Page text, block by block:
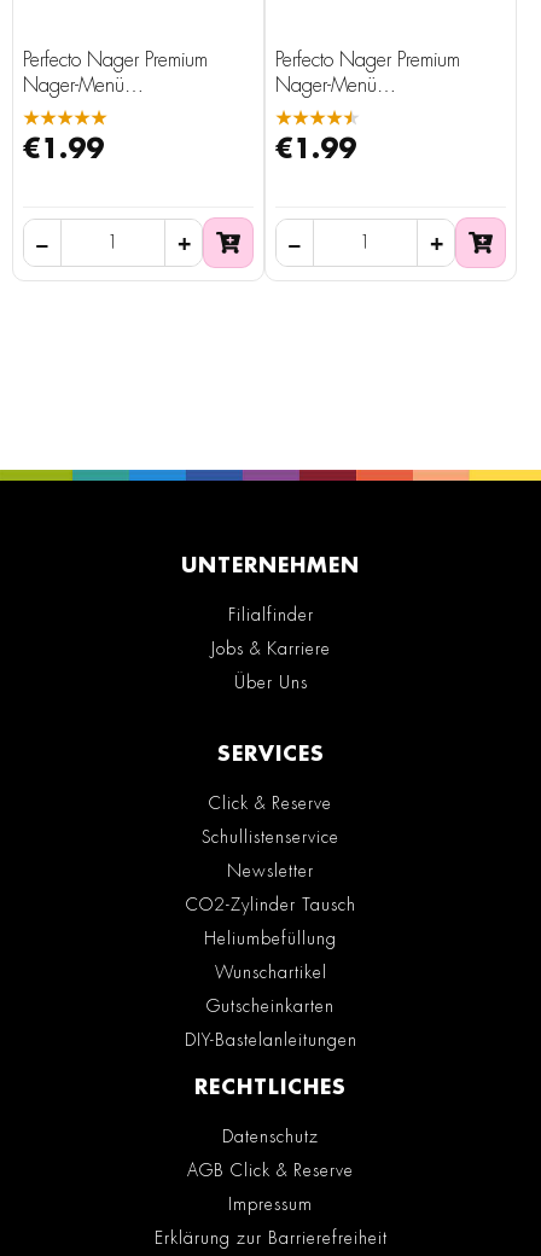
Perfecto Nager Premium
Nager-Menü
Meerschweinchen, 1 kg
★★★★★
€1.99
Perfecto Nager Premium
Nager-Menü
Zwergkaninchen, 1 kg
★★★★★
€1.99
UNTERNEHMEN
Filialfinder
Jobs & Karriere
Über Uns
SERVICES
Click & Reserve
Schullistenservice
Newsletter
CO2-Zylinder Tausch
Heliumbefüllung
Wunschartikel
Gutscheinkarten
DIY-Bastelanleitungen
RECHTLICHES
Datenschutz
AGB Click & Reserve
Impressum
Erklärung zur Barrierefreiheit